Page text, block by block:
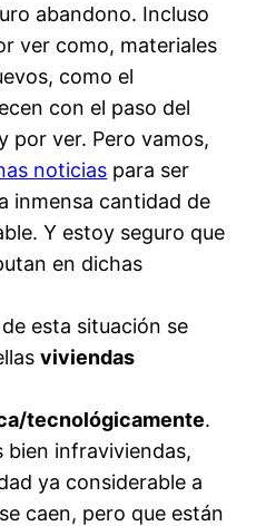
abandono. Incluso
ver como, materiales
como el
con el paso del
por ver. Pero vamos,
noticias para ser
inmensa cantidad de
Y estoy seguro que
en dichas
esta situación se
viviendas
tecnológicamente.
bien infraviviendas,
ya considerable a
caen, pero que están